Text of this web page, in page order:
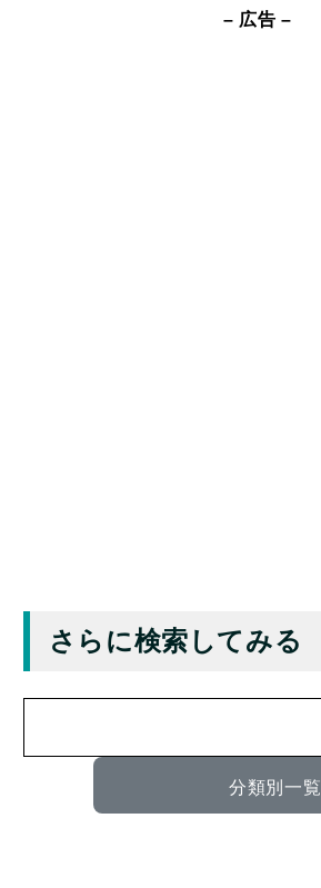
– 広告 –
さらに検索してみる
分類別一覧